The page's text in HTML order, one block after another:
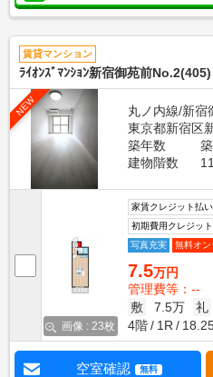
賃貸マンション
ﾗｲｵﾝｽﾞﾏﾝｼｮﾝ新宿御苑前No.2(405)
NEW
丸ノ内線/新宿
東京都新宿区
築年数
建物階数
画像 : 23枚
家賃クレジット払
初期費用クレジッ
写真充実
無料オ
7.5万円
管理費等：--
敷
7.5万 礼
4階
1R
空室確認 無料